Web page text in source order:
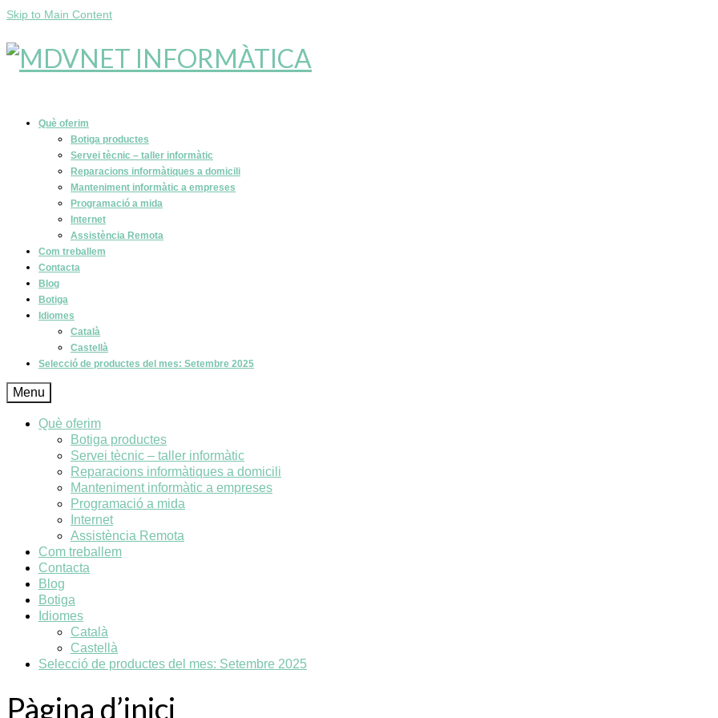
Skip to Main Content
Què oferim
Botiga productes
Servei tècnic – taller informàtic
Reparacions informàtiques a domicili
Manteniment informàtic a empreses
Programació a mida
Internet
Assistència Remota
Com treballem
Contacta
Blog
Botiga
Idiomes
Català
Castellà
Selecció de productes del mes: Setembre 2025
Menu
Què oferim
Botiga productes
Servei tècnic – taller informàtic
Reparacions informàtiques a domicili
Manteniment informàtic a empreses
Programació a mida
Internet
Assistència Remota
Com treballem
Contacta
Blog
Botiga
Idiomes
Català
Castellà
Selecció de productes del mes: Setembre 2025
Pàgina d’inici